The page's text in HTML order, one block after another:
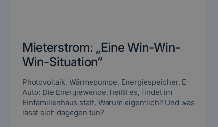
Mieterstrom: „Eine Win-Win-
Win-Situation“
Photovoltaik, Wärmepumpe, Energiespeicher, E-
Auto: Die Energiewende, heißt es, findet im
Einfamilienhaus statt. Warum eigentlich? Und was
lässt sich dagegen tun?